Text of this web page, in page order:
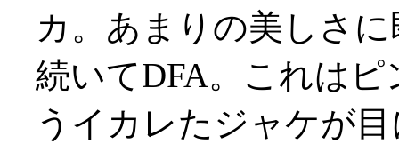
カ。あまりの美しさ
続いてDFA。これは
うイカレたジャケが